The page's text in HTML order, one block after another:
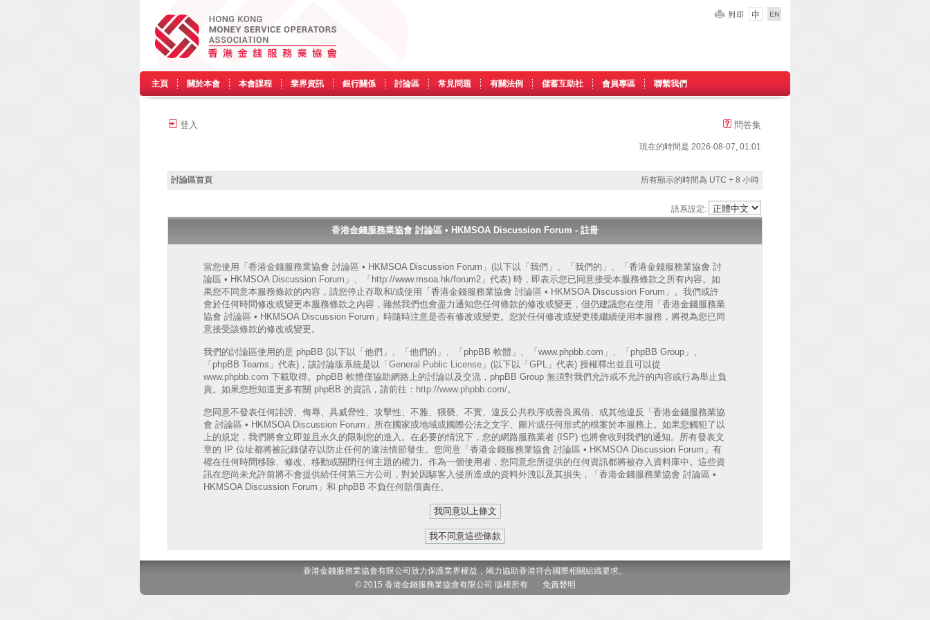
主頁 關於本會 本會課程 業界資訊 銀行關係 討論區 常見問題 有關法例 儲蓄互助社 會員專區 聯繫我們
登入 問答集
現在的時間是 2026-08-07, 01:01
討論區首頁 所有顯示的時間為 UTC + 8 小時
語系設定:
香港金錢服務業協會 討論區 • HKMSOA Discussion Forum - 註冊
當您使用「香港金錢服務業協會 討論區 • HKMSOA Discussion Forum」(以下以「我們」、「我們的」、「香港金錢服務業協會 討
論區 • HKMSOA Discussion Forum」、「http://www.msoa.hk/forum2」代表) 時，即表示您已同意接受本服務條款之所有內容。如
果您不同意本服務條款的內容，請您停止存取和/或使用「香港金錢服務業協會 討論區 • HKMSOA Discussion Forum」。我們或許
會於任何時間修改或變更本服務條款之內容，雖然我們也會盡力通知您任何條款的修改或變更，但仍建議您在使用「香港金錢服務業
協會 討論區 • HKMSOA Discussion Forum」時隨時注意是否有修改或變更。您於任何修改或變更後繼續使用本服務，將視為您已同
意接受該條款的修改或變更。
我們的討論區使用的是 phpBB (以下以「他們」、「他們的」、「phpBB 軟體」、「www.phpbb.com」、「phpBB Group」、
「phpBB Teams」代表)，該討論版系統是以「 General Public License」(以下以「GPL」代表) 授權釋出並且可以從
www.phpbb.com 下載取得。phpBB 軟體僅協助網路上的討論以及交流，phpBB Group 無須對我們允許或不允許的內容或行為舉止負
責。如果您想知道更多有關 phpBB 的資訊，請前往： http://www.phpbb.com/。
您同意不發表任何誹謗、侮辱、具威脅性、攻擊性、不雅、猥褻、不實、違反公共秩序或善良風俗、或其他違反「香港金錢服務業協
會 討論區 • HKMSOA Discussion Forum」所在國家或地域或國際公法之文字、圖片或任何形式的檔案於本服務上。如果您觸犯了以
上的規定，我們將會立即並且永久的限制您的進入。在必要的情況下，您的網路服務業者 (ISP) 也將會收到我們的通知。所有發表文
章的 IP 位址都將被記錄儲存以防止任何的違法情節發生。您同意「香港金錢服務業協會 討論區 • HKMSOA Discussion Forum」有
權在任何時間移除、修改、移動或關閉任何主題的權力。作為一個使用者，您同意您所提供的任何資訊都將被存入資料庫中。這些資
訊在您尚未允許前將不會提供給任何第三方公司，對於因駭客入侵所造成的資料外洩以及其損失，「香港金錢服務業協會 討論區 •
HKMSOA Discussion Forum」和 phpBB 不負任何賠償責任。
香港金錢服務業協會有限公司致力保護業界權益，竭力協助香港符合國際相關組織要求。
© 2015 香港金錢服務業協會有限公司 版權所有 免責聲明